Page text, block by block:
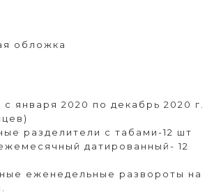
обложка
января 2020 по декабрь 2020 г.
разделители с табами-12 шт
датированный- 12
еженедельные развороты на